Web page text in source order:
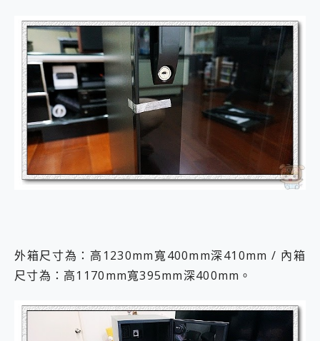
外箱尺寸為：高1230mm寬400mm深410mm / 內箱
尺寸為：高1170mm寬395mm深400mm。